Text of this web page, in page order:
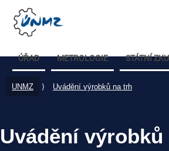
ÚŘAD METROLOGIE STÁTNÍ
UNMZ ⟩ Uvádění výrobků na trh
Uvádění